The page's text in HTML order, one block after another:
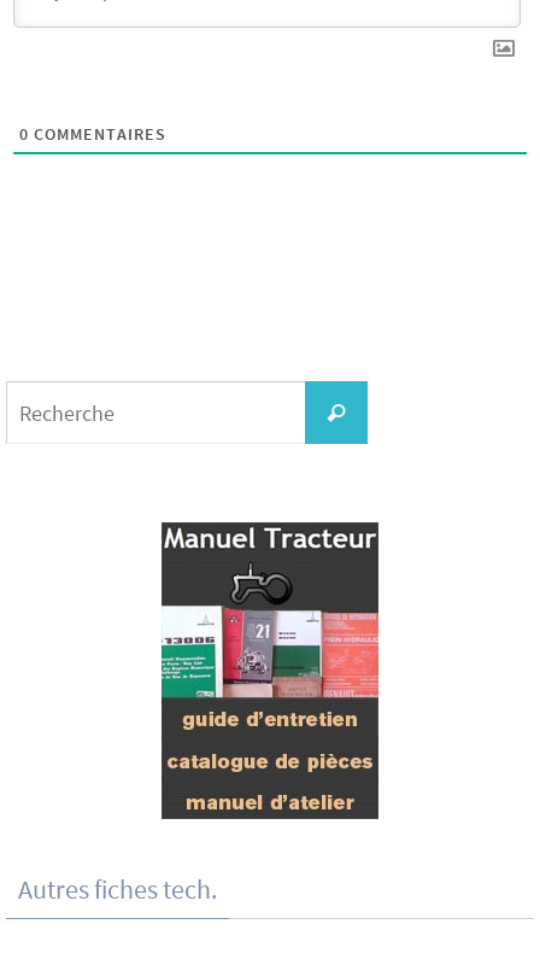
0 COMMENTAIRES
Recherche
Autres fiches tech.